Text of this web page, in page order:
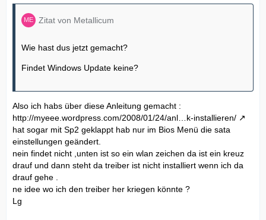
Zitat von Metallicum
Wie hast dus jetzt gemacht?
Findet Windows Update keine?
Also ich habs über diese Anleitung gemacht :
http://myeee.wordpress.com/2008/01/24/anl…k-installieren/
hat sogar mit Sp2 geklappt hab nur im Bios Menü die sata
einstellungen geändert.
nein findet nicht ,unten ist so ein wlan zeichen da ist ein kreuz
drauf und dann steht da treiber ist nicht installiert wenn ich da
drauf gehe .
ne idee wo ich den treiber her kriegen könnte ?
Lg